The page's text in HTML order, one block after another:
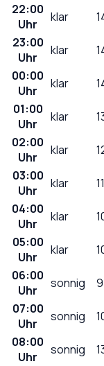
22:00
Uhr
klar
23:00
Uhr
klar
00:00
Uhr
klar
01:00
Uhr
klar
02:00
Uhr
klar
03:00
Uhr
klar 11
04:00
Uhr
klar
05:00
Uhr
klar
06:00
Uhr
sonnig 9
07:00
Uhr
sonnig
08:00
Uhr
sonnig